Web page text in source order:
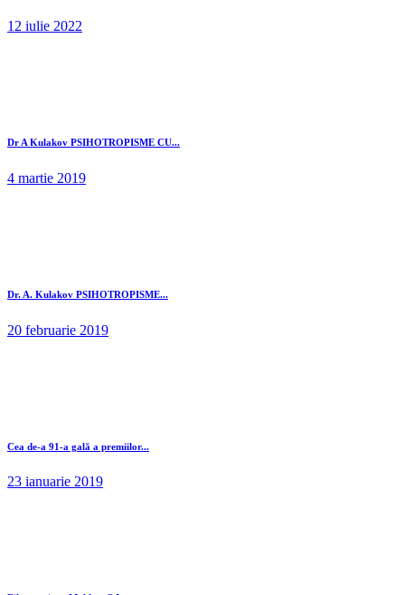
12 iulie 2022
Dr A Kulakov PSIHOTROPISME CU...
4 martie 2019
Dr. A. Kulakov PSIHOTROPISME...
20 februarie 2019
Cea de-a 91-a gală a premiilor...
23 ianuarie 2019